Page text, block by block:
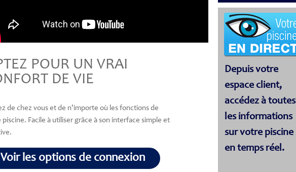
POUR UN VRAI
DE VIE
de chez vous et de n'importe où les fonctions de
piscine. Facile à utiliser grâce à son interface simple et
Voir les options de connexion
Depuis votre
espace client,
accédez à toutes
les informations
sur votre piscine
en temps réel.